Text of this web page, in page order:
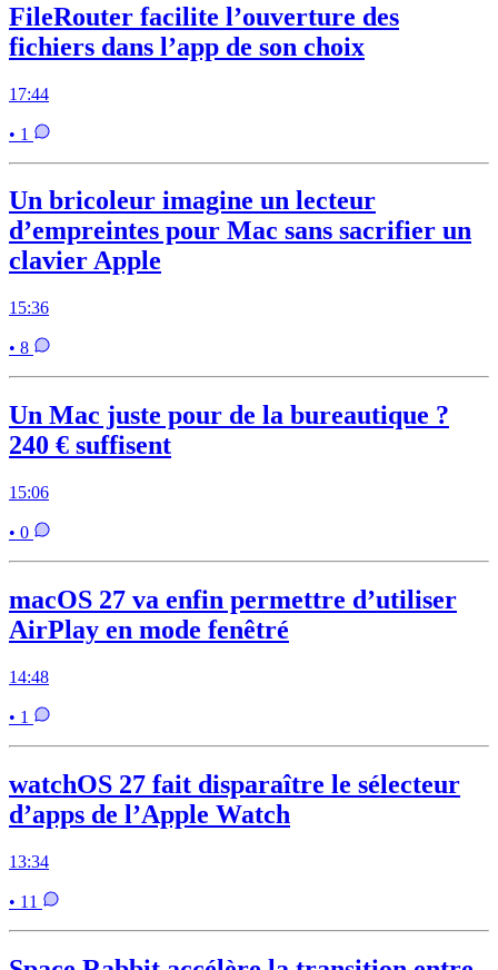
FileRouter facilite l’ouverture des
fichiers dans l’app de son choix
17:44
• 1
Un bricoleur imagine un lecteur
d’empreintes pour Mac sans sacrifier un
clavier Apple
15:36
• 8
Un Mac juste pour de la bureautique ?
240 € suffisent
15:06
• 0
macOS 27 va enfin permettre d’utiliser
AirPlay en mode fenêtré
14:48
• 1
watchOS 27 fait disparaître le sélecteur
d’apps de l’Apple Watch
13:34
• 11